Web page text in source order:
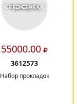
55000.00
3612573
Набор прокладок